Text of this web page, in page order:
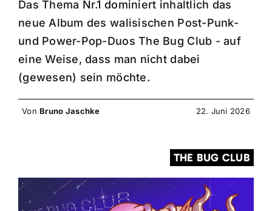
Das Thema Nr.1 dominiert inhaltlich das
neue Album des walisischen Post-Punk-
und Power-Pop-Duos The Bug Club - auf
eine Weise, dass man nicht dabei
(gewesen) sein möchte.
VonBruno Jaschke 22. Juni 2026
THE BUG CLUB